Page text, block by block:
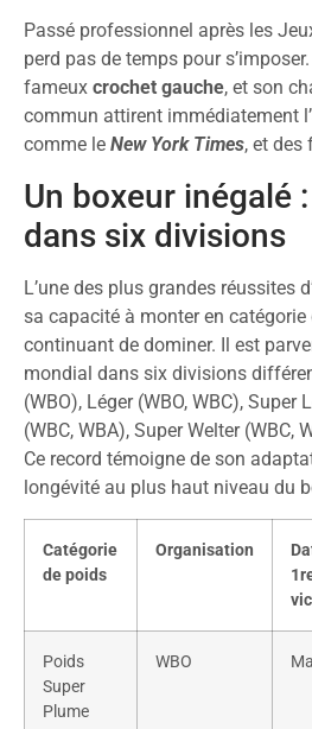
Passé professionnel après les
perd pas de temps pour
fameux crochet gauche, et son
commun attirent immédiatement
comme le New York Times, et des
Un boxeur inégalé
dans six divisions
L’une des plus grandes réussites
sa capacité à monter en
continuant de dominer. Il est
mondial dans six divisions
(WBO), Léger (WBO, WBC), Super
(WBC, WBA), Super Welter (WBC,
Ce record témoigne de son
longévité au plus haut niveau du
Catégorie
de poids
Organisation
Poids
Super
Plume
WBO